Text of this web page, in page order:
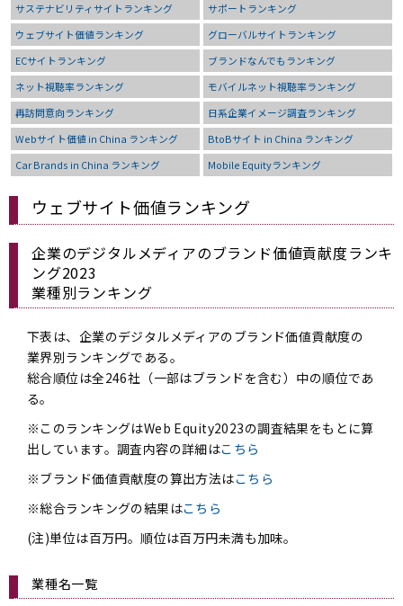
サステナビリティサイトランキング
サポートランキング
ウェブサイト価値ランキング
グローバルサイトランキング
ECサイトランキング
ブランドなんでもランキング
ネット視聴率ランキング
モバイルネット視聴率ランキング
再訪問意向ランキング
日系企業イメージ調査ランキング
Webサイト価値 in China ランキング
BtoBサイト in China ランキング
Car Brands in China ランキング
Mobile Equityランキング
ウェブサイト価値ランキング
企業のデジタルメディアのブランド価値貢献度ランキ
ング2023
業種別ランキング
下表は、企業のデジタルメディアのブランド価値貢献度の
業界別ランキングである。
総合順位は全246社（一部はブランドを含む）中の順位であ
る。
※このランキングはWeb Equity2023の調査結果をもとに算
出しています。調査内容の詳細はこちら
※ブランド価値貢献度の算出方法はこちら
※総合ランキングの結果はこちら
(注)単位は百万円。順位は百万円未満も加味。
業種名一覧